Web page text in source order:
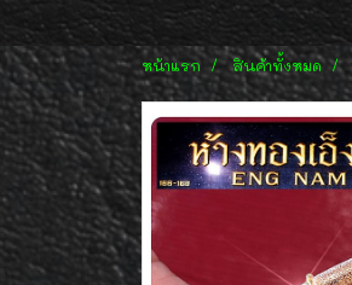
หน้าแรก สินค้าทั้งหมด